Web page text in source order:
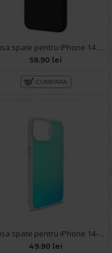
Husa spate pentru iPhone 14 B-Silicon Case - Negru
59.90 lei
CUMPARA
Husa spate pentru iPhone 14- IGLOO Case Multicolor
49.90 lei